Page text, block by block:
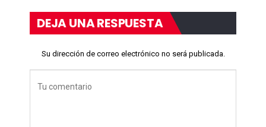
DEJA UNA RESPUESTA
Su dirección de correo electrónico no será publicada.